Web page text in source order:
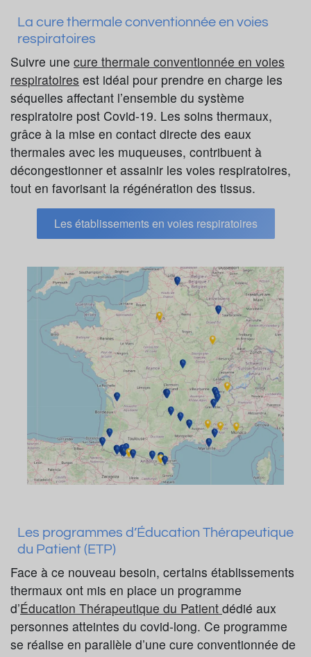
La cure thermale conventionnée en voies
respiratoires
Suivre une cure thermale conventionnée en voies
respiratoires est idéal pour prendre en charge les
séquelles affectant l’ensemble du système
respiratoire post Covid-19. Les soins thermaux,
grâce à la mise en contact directe des eaux
thermales avec les muqueuses, contribuent à
décongestionner et assainir les voies respiratoires,
tout en favorisant la régénération des tissus.
Les établissements en voies respiratoires
Les programmes d’Éducation Thérapeutique
du Patient (ETP)
Face à ce nouveau besoin, certains établissements
thermaux ont mis en place un programme
d’Éducation Thérapeutique du Patient dédié aux
personnes atteintes du covid-long. Ce programme
se réalise en parallèle d’une cure conventionnée de